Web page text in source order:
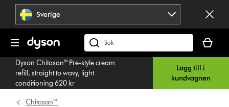
Hoppa
navigering
Sverige
Sök
på
dyson.se
är
tom
Dyson Chitosan™ Pre-style cream
refill, straight to wavy, light
conditioning 620 kr
Lägg till i
kundvagnen
Chitosan™